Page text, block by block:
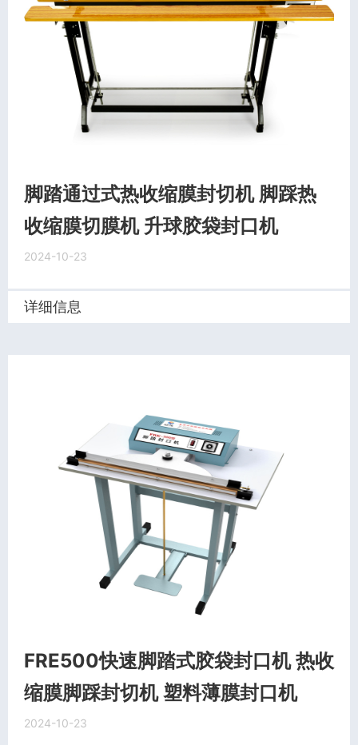
脚踏通过式热收缩膜封切机 脚踩热
收缩膜切膜机 升球胶袋封口机
2024-10-23
详细信息
FRE500快速脚踏式胶袋封口机 热收
缩膜脚踩封切机 塑料薄膜封口机
2024-10-23